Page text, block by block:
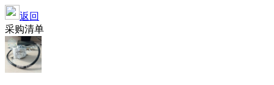
返回
采购清单